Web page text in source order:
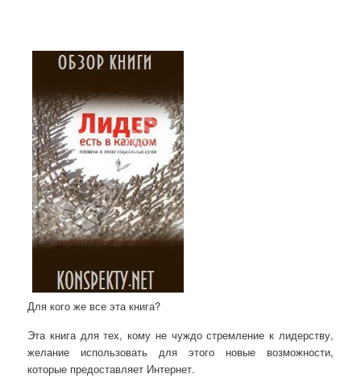
Для кого же все эта книга?
Эта книга для тех, кому не чуждо стремление к лидерству,
желание использовать для этого новые возможности,
которые предоставляет Интернет.